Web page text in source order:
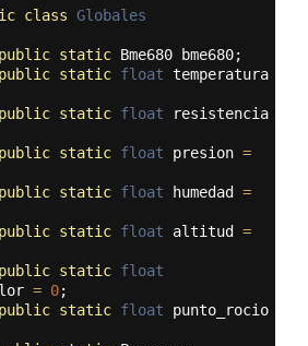
class Globales
public static Bme680 bme680;
public static float temperatura
public static float
resistencia
public static float presion =
public static float humedad
=
public static float altitud
=
public static float
= 0;
public static float
punto_rocio